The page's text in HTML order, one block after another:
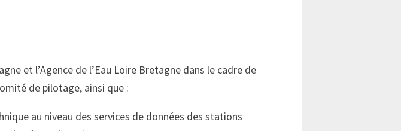
et l’Agence de l’Eau Loire Bretagne dans le cadre de
de pilotage, ainsi que :
au niveau des services de données des stations